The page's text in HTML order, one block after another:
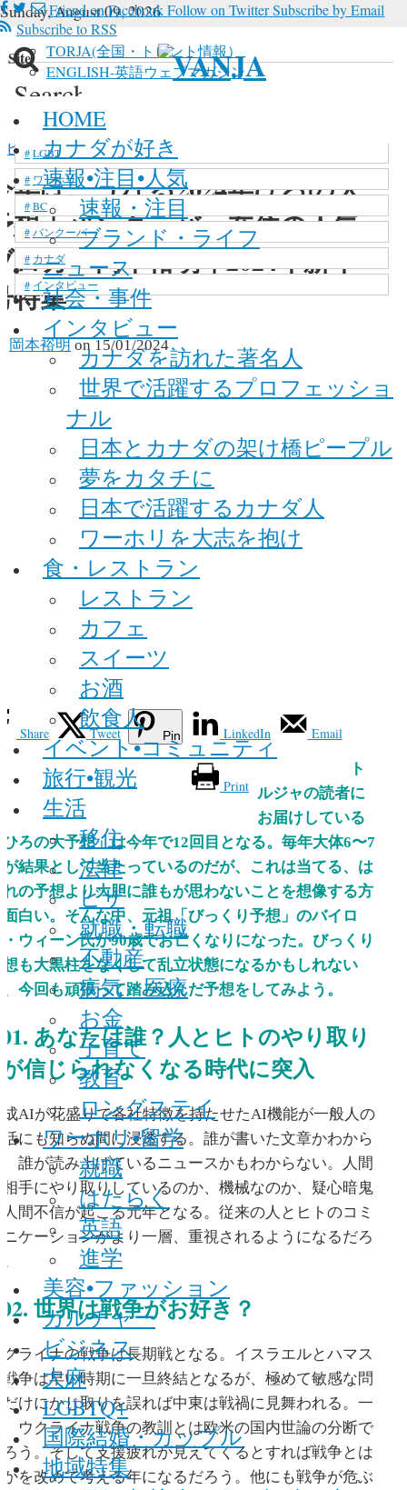
Sunday, August 09, 2026
TORJA(全国・トロント情報）
ENGLISH-英語ウェブマガジン
Friend on Facebook Follow on TwitterSubscribe by Email
Subscribe to RSS
Search
Site
in site, type your keyword and hit enter
HOME
カナダが好き
速報•注目•人気
速報・注目
ブランド・ライフ
ニュース
社会・事件
インタビュー
カナダを訪れた著名人
世界で活躍するプロフェッショ
ナル
日本とカナダの架け橋ピープル
夢をカタチに
日本で活躍するカナダ人
ワーホリを大志を抱け
食・レストラン
レストラン
カフェ
スイーツ
お酒
飲食人
イベント•コミュニティ
旅行•観光
生活
移住
法律
ビザ
就職・転職
不動産
病気・医療
お金
子育て
教育
ロングステイ
ワーホリ•留学
就職
はたらく
英語
進学
美容•ファッション
カルチャー
ビジネス
大麻
LGBTQ+
国際結婚・カップル
地域特集
新型コロナウイルス
マリファナ
LGBT
ワーホリ
BC
バンクーバー
カナダ
インタビュー
ビジネス>バンクーバー在住の人気ブロガー岡本
年はこうなる2024年ひろの大
想｜バンクーバー在住の人気
ロガー岡本裕明｜2024年新年
特集
岡本裕明 on 15/01/2024
Share Tweet Pin LinkedIn Email
Print
ト
ルジャの読者に
お届けしている
ろの大予想」は今年で12回目となる。毎年大体6〜7
結果として当たっているのだが、これは当てる、は
の予想より大胆に誰もが思わないことを想像する方
白い。そんな中、元祖「びっくり予想」のバイロ
ウィーン氏が90歳でお亡くなりになった。びっくり
も大黒柱をなくして乱立状態になるかもしれない
今回も頑張って踏み込んだ予想をしてみよう。
01. あなたは誰？人とヒトのやり取り
が信じられなくなる時代に突入
AIが花盛りで各社特徴を持たせたAI機能が一般人の
にも知らぬ間に浸透する。誰が書いた文章かわから
誰が読み上げているニュースかもわからない。人間
手にやり取りしているのか、機械なのか、疑心暗鬼
間不信が起こる元年となる。従来の人とヒトのコミ
ケーションがより一層、重視されるようになるだろ
02. 世界は戦争がお好き？
ライナの戦争は長期戦となる。イスラエルとハマス
争は早い時期に一旦終結となるが、極めて敏感な問
けにかじ取りを誤れば中東は戦禍に見舞われる。一
ウクライナ戦争の教訓とは欧米の国内世論の分断で
う。そして支援疲れが見えてくるとすれば戦争とは
を改めて考える年になるだろう。他にも戦争が危ぶ